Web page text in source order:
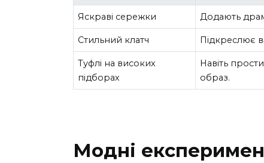
Яскраві сережки Додають
Стильний клатч Підкреслює
Туфлі на високих
підборах
Навіть
образ.
Модні